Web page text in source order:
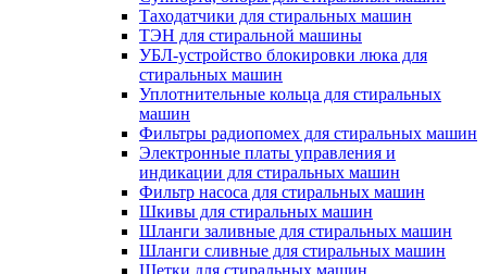
Таходатчики для стиральных машин
ТЭН для стиральной машины
УБЛ-устройство блокировки люка для
стиральных машин
Уплотнительные кольца для стиральных
машин
Фильтры радиопомех для стиральных машин
Электронные платы управления и
индикации для стиральных машин
Фильтр насоса для стиральных машин
Шкивы для стиральных машин
Шланги заливные для стиральных машин
Шланги сливные для стиральных машин
Щетки для стиральных машин